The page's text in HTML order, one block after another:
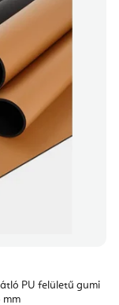
PU felületű gumi
mm